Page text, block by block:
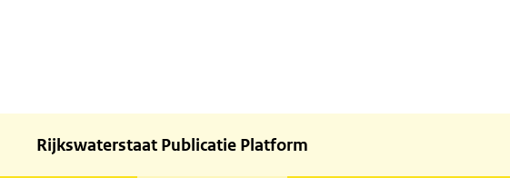
Rijkswaterstaat Publicatie Platform